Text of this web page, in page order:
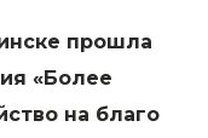
прошла
«Более
на благо